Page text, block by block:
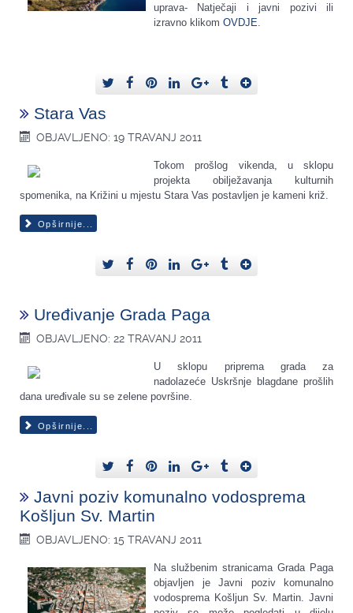
uprava- Natječaji i javni pozivi ili
izravno klikom OVDJE
Stara Vas
OBJAVLJENO: 19 TRAVANJ 2011
Tokom prošlog vikenda, u sklopu
projekta obilježavanja kulturnih
spomenika, na Križini u mjestu Stara Vas postavljen je kameni križ.
Opširnije...
Uređivanje Grada Paga
OBJAVLJENO: 22 TRAVANJ 2011
U sklopu priprema grada za
nadolazeće Uskršnje blagdane prošlih
dana uređivale su se zelene površine.
Opširnije...
Javni poziv komunalno vodosprema
Košljun Sv. Martin
OBJAVLJENO: 15 TRAVANJ 2011
Na službenim stranicama Grada Paga
objavljen je Javni poziv komunalno
vodosprema Košljun Sv. Martin. Javni